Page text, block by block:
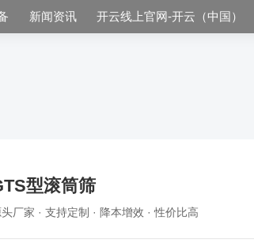
新闻资讯 开云线上官网-开云（中国）
型滚筒筛
厂家 · 支持定制 · 降本增效 · 性价比高